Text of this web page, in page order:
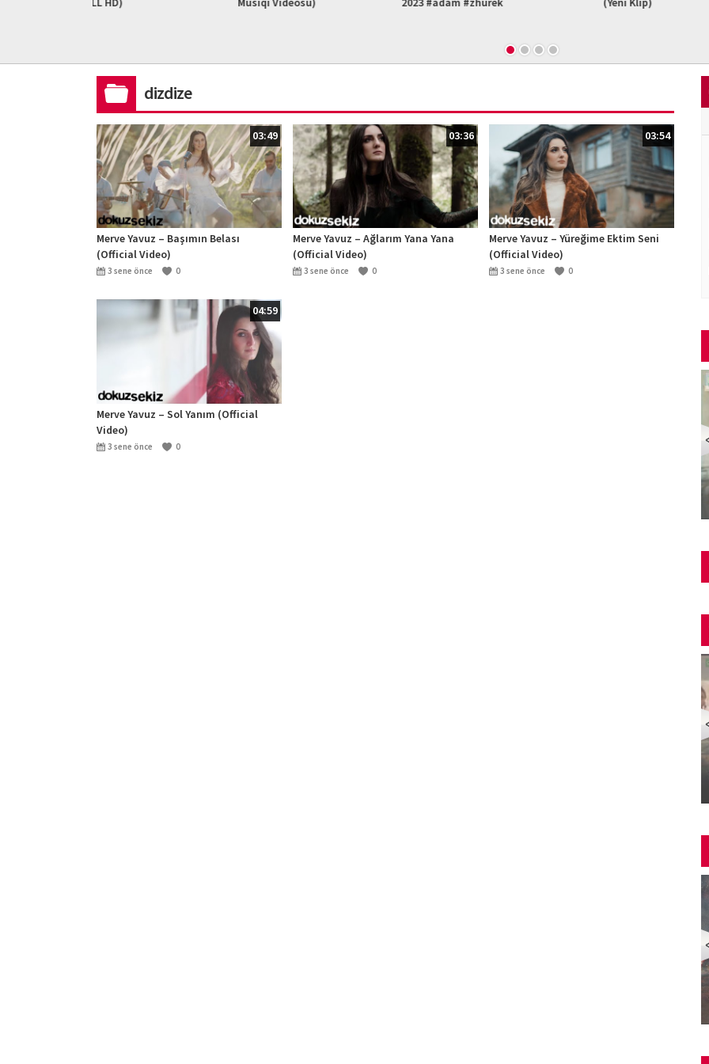
dizdize
03:49
Merve Yavuz – Başımın Belası
(Official Video)
3 sene önce 0
03:36
Merve Yavuz – Ağlarım Yana Yana
(Official Video)
3 sene önce 0
03:54
Merve Yavuz – Yüreğime Ektim Seni
(Official Video)
3 sene önce 0
04:59
Merve Yavuz – Sol Yanım (Official
Video)
3 sene önce 0